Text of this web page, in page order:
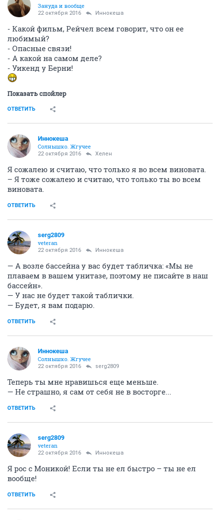
Зануда и вообще
22 октября 2016 Иннокеша
- Какой фильм, Рейчел всем говорит, что он ее
любимый?
- Опасные связи!
- А какой на самом деле?
- Уикенд у Берни!
Показать спойлер
ОТВЕТИТЬ
Иннокеша
Солнышко. Жгучее
22 октября 2016 Хелен
Я сожалею и считаю, что только я во всем виновата.
– Я тоже сожалею и считаю, что только ты во всем
виновата.
ОТВЕТИТЬ
serg2809
veteran
22 октября 2016 Иннокеша
— А возле бассейна у вас будет табличка: «Мы не
плаваем в вашем унитазе, поэтому не писайте в наш
бассейн».
— У нас не будет такой таблички.
— Будет, я вам подарю.
ОТВЕТИТЬ
Иннокеша
Солнышко. Жгучее
22 октября 2016 serg2809
Теперь ты мне нравишься еще меньше.
— Не страшно, я сам от себя не в восторге...
ОТВЕТИТЬ
serg2809
veteran
22 октября 2016 Иннокеша
Я рос с Моникой! Если ты не ел быстро – ты не ел
вообще!
ОТВЕТИТЬ